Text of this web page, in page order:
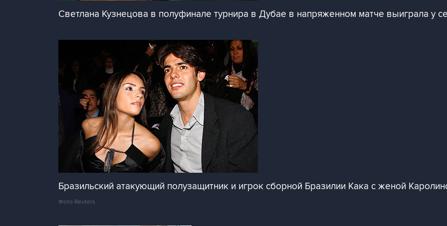
Светлана Кузнецова в полуфинале турнира в Дубае в напряженном матче выиграла у
Бразильский атакующий полузащитник и игрок сборной Бразилии Кака с женой
Фото Reuters